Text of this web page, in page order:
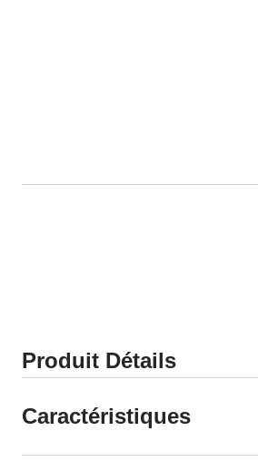
Produit Détails
Caractéristiques